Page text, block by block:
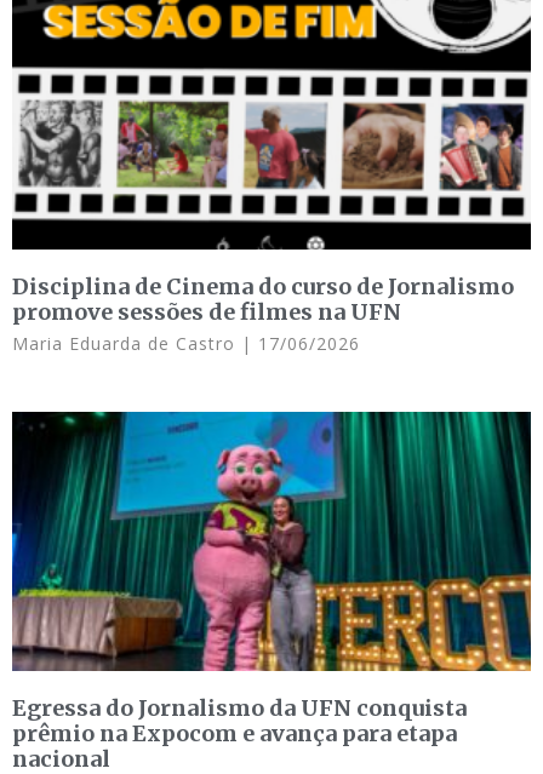
Disciplina de Cinema do curso de Jornalismo
promove sessões de filmes na UFN
Maria Eduarda de Castro 17/06/2026
Egressa do Jornalismo da UFN conquista
prêmio na Expocom e avança para etapa
nacional